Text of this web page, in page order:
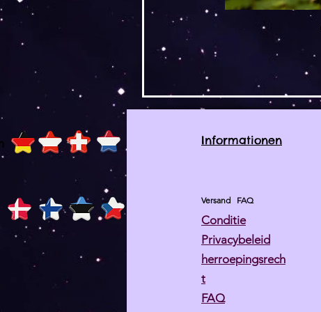
Informationen
Versand FAQ
Conditie
Privacybeleid
herroepingsrech
t
FAQ